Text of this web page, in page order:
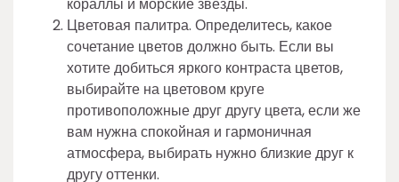
Цветовая палитра. Определитесь, какое
сочетание цветов должно быть. Если вы
хотите добиться яркого контраста цветов,
выбирайте на цветовом круге
противоположные друг другу цвета, если же
вам нужна спокойная и гармоничная
атмосфера, выбирать нужно близкие друг к
другу оттенки.